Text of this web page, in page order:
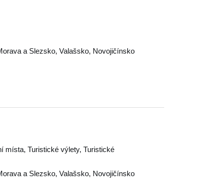
a Slezsko, Valašsko, Novojičínsko
místa, Turistické výlety, Turistické
a Slezsko, Valašsko, Novojičínsko